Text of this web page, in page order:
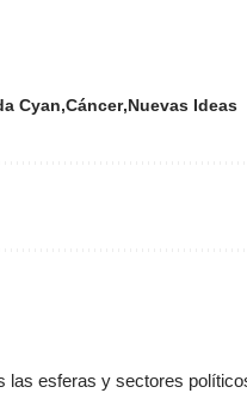
Cyan Cáncer Nuevas Ideas
esferas y sectores